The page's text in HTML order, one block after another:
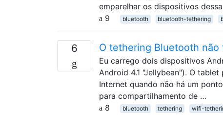
emparelhar os dispositivos
9
bluetooth bluetooth-tethering
6 O tethering Bluetooth
Eu carrego dois dispositivos
Android 4.1 "Jellybean"). O
Internet quando não há um
para compartilhamento de …
8
bluetooth tethering wifi-